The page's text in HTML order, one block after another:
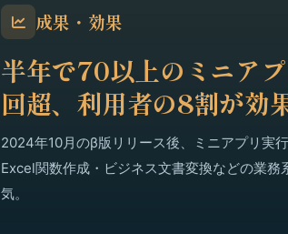
成果・効果
半年で70以上のミニア
回超、利用者の8割が効
2024年10月のβ版リリース後、ミニアプリ実
Excel関数作成・ビジネス文書変換などの業
気。